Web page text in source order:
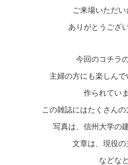
ご来場いただい
ありがとうござ
今回のコチラ
主婦の方にも楽しん
作られていま
この雑誌にはたくさん
写真は、信州大学の
文章は、現役の
などな